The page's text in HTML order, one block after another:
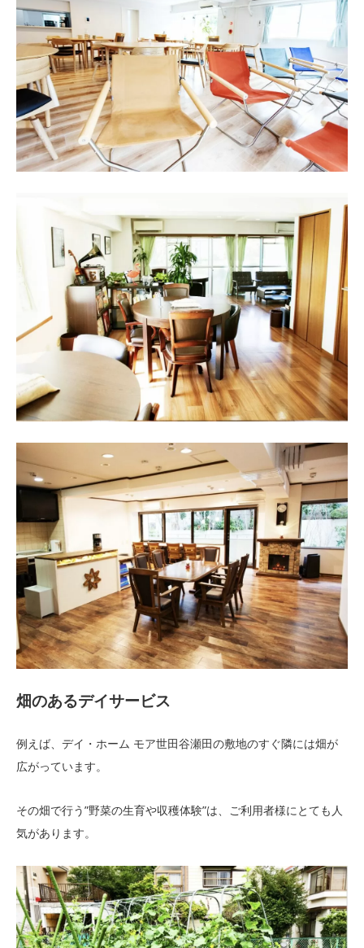
畑のあるデイサービス
例えば、デイ・ホーム モア世田谷瀬田の敷地のすぐ隣には畑が
広がっています。
その畑で行う”野菜の生育や収穫体験”は、ご利用者様にとても人
気があります。